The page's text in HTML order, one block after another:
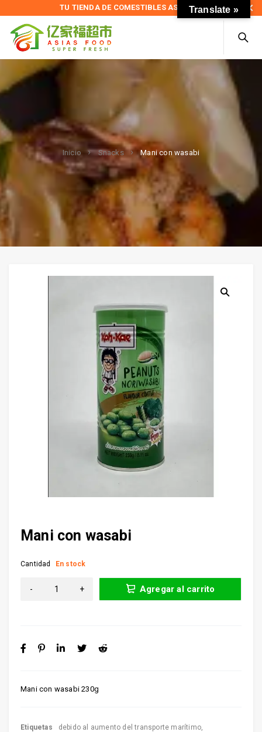
TU TIENDA DE COMESTIBLES ASIÁTICOS
Inicio Snacks Mani con wasabi
Mani con wasabi
Mani con wasabi 230g
Cantidad En stock
Agregar al carrito
Etiquetas debido al aumento del transporte marítimo,
Translate »